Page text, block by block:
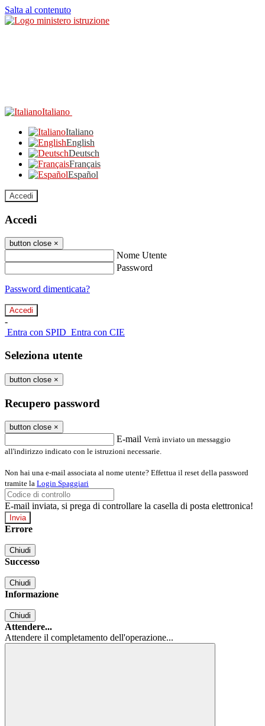
Salta al contenuto
Italiano
Italiano
English
Deutsch
Français
Español
Accedi
Accedi
button close ×
Nome Utente
Password
Password dimenticata?
-
Entra con SPID Entra con CIE
Seleziona utente
button close ×
Recupero password
button close ×
E-mail Verrà inviato un messaggio
all'indirizzo indicato con le istruzioni necessarie.
Non hai una e-mail associata al nome utente? Effettua il reset della password
tramite la Login Spaggiari
E-mail inviata, si prega di controllare la casella di posta elettronica!
Errore
Chiudi
Successo
Chiudi
Informazione
Chiudi
Attendere...
Attendere il completamento dell'operazione...